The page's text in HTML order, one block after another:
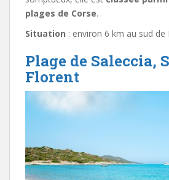
plages de Corse.
Situation : environ 6 km au sud de
Plage de Saleccia,
Florent